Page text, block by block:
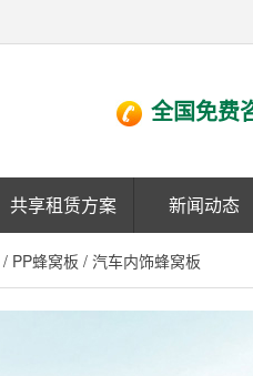
全国免费
共享租赁方案 新闻动态
/ PP蜂窝板 / 汽车内饰蜂窝板